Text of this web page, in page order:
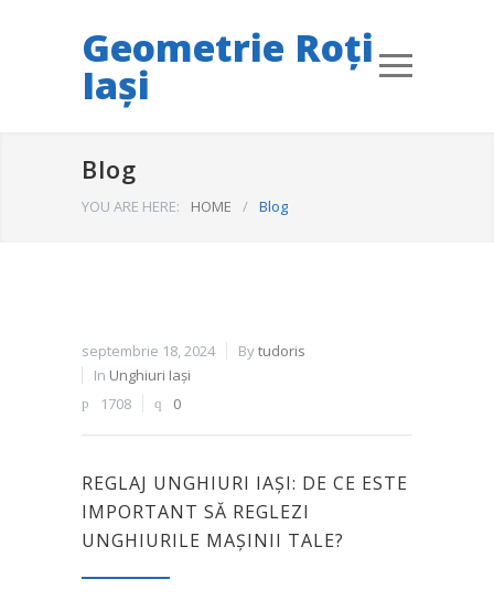
Geometrie Roți
Iași
Blog
YOU ARE HERE: HOME / Blog
septembrie 18, 2024 Bytudoris
In Unghiuri Iași
1708
0
REGLAJ UNGHIURI IAȘI: DE CE ESTE
IMPORTANT SĂ REGLEZI
UNGHIURILE MAȘINII TALE?